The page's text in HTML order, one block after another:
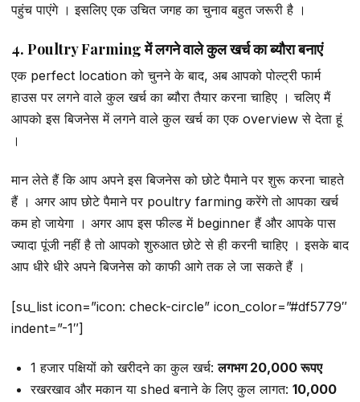
पहुंच पाएंगे । इसलिए एक उचित जगह का चुनाव बहुत जरूरी है ।
4. Poultry Farming में लगने वाले कुल खर्च का ब्यौरा बनाएं
एक perfect location को चुनने के बाद, अब आपको पोल्ट्री फार्म
हाउस पर लगने वाले कुल खर्च का ब्यौरा तैयार करना चाहिए । चलिए मैं
आपको इस बिजनेस में लगने वाले कुल खर्च का एक overview से देता हूं
।
मान लेते हैं कि आप अपने इस बिजनेस को छोटे पैमाने पर शुरू करना चाहते
हैं । अगर आप छोटे पैमाने पर poultry farming करेंगे तो आपका खर्च
कम हो जायेगा । अगर आप इस फील्ड में beginner हैं और आपके पास
ज्यादा पूंजी नहीं है तो आपको शुरुआत छोटे से ही करनी चाहिए । इसके बाद
आप धीरे धीरे अपने बिजनेस को काफी आगे तक ले जा सकते हैं ।
[su_list icon=”icon: check-circle” icon_color=”#df5779″
indent=”-1″]
1 हजार पक्षियों को खरीदने का कुल खर्च:लगभग 20,000 रूपए
रखरखाव और मकान या shed बनाने के लिए कुल लागत: 10,000